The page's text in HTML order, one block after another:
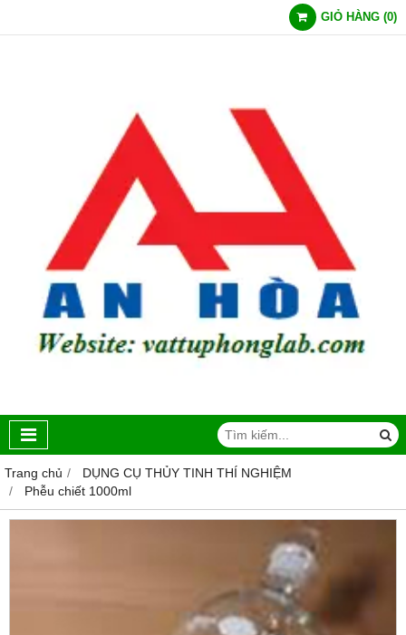
GIỎ HÀNG (0)
Trang chủ
DỤNG CỤ THỦY TINH THÍ NGHIỆM
Phễu chiết 1000ml